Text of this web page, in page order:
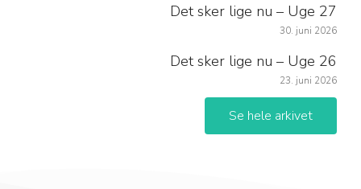
Det sker lige nu – Uge 27
30. juni 2026
Det sker lige nu – Uge 26
23. juni 2026
Se hele arkivet